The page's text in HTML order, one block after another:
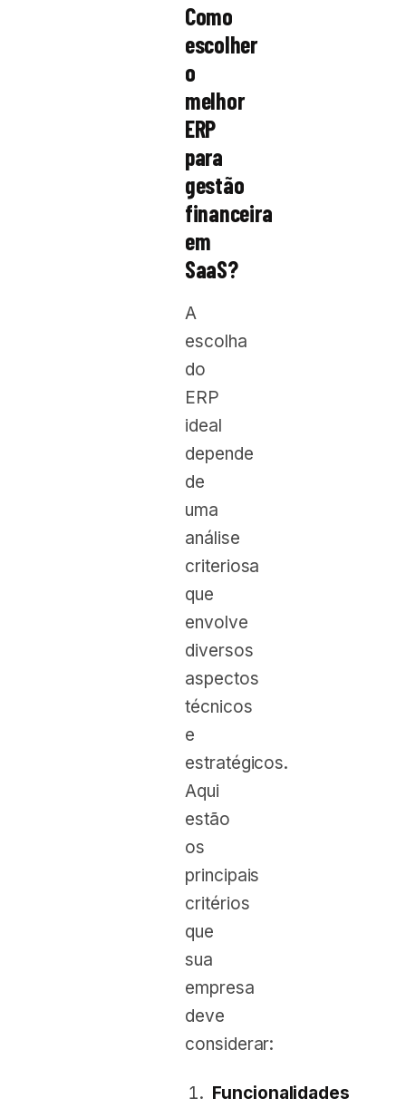
Como
escolher
o
melhor
ERP
para
gestão
financeira
em
SaaS?
A
escolha
do
ERP
ideal
depende
de
uma
análise
criteriosa
que
envolve
diversos
aspectos
técnicos
e
estratégicos.
Aqui
estão
os
principais
critérios
que
sua
empresa
deve
considerar:
Funcionalidades